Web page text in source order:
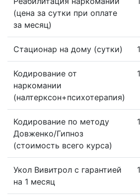
(цена за сутки при оплате
за месяц)
Стационар на дому (сутки)
Кодирование от
наркомании
(налтерксон+психотерапия)
Кодирование по методу
Довженко/Гипноз
(стоимость всего курса)
Укол Вивитрол с гарантией
на 1 месяц